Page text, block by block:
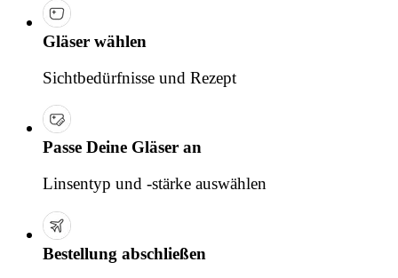
Gläser wählen
Sichtbedürfnisse und Rezept
Passe Deine Gläser an
Linsentyp und -stärke auswählen
Bestellung abschließen